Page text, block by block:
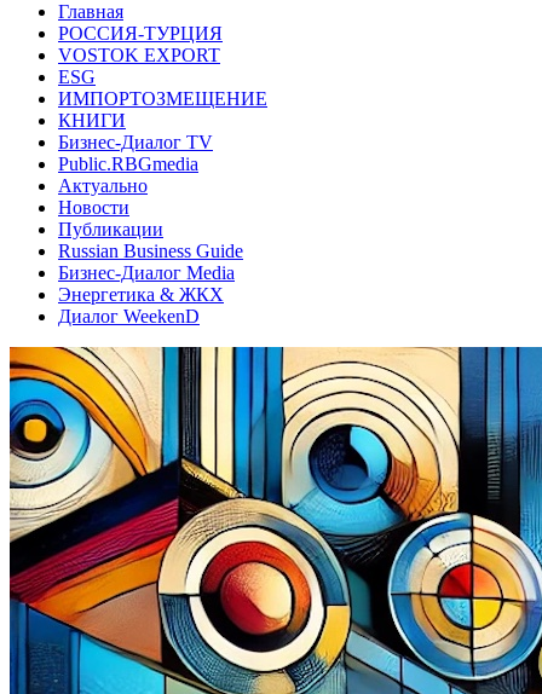
Главная
РОССИЯ-ТУРЦИЯ
VOSTOK EXPORT
ESG
ИМПОРТОЗМЕЩЕНИЕ
КНИГИ
Бизнес-Диалог TV
Public.RBGmedia
Актуально
Новости
Публикации
Russian Business Guide
Бизнес-Диалог Media
Энергетика & ЖКХ
Диалог WeekenD